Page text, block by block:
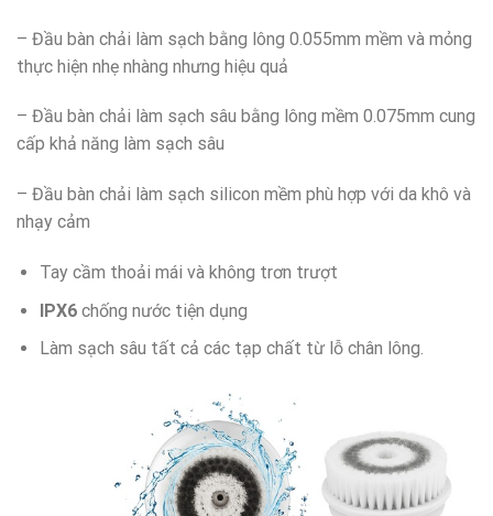
– Đầu bàn chải làm sạch bằng lông 0.055mm mềm và mỏng
thực hiện nhẹ nhàng nhưng hiệu quả
– Đầu bàn chải làm sạch sâu bằng lông mềm 0.075mm cung
cấp khả năng làm sạch sâu
– Đầu bàn chải làm sạch silicon mềm phù hợp với da khô và
nhạy cảm
Tay cầm thoải mái và không trơn trượt
IPX6chống nước tiện dụng
Làm sạch sâu tất cả các tạp chất từ ​​lỗ chân lông.